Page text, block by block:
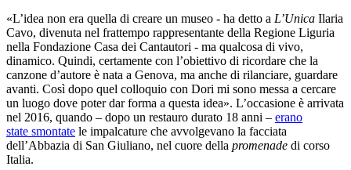
«L’idea non era quella di creare un museo - ha detto a L’Unica Ilaria
Cavo, divenuta nel frattempo rappresentante della Regione Liguria
nella Fondazione Casa dei Cantautori - ma qualcosa di vivo,
dinamico. Quindi, certamente con l’obiettivo di ricordare che la
canzone d’autore è nata a Genova, ma anche di rilanciare, guardare
avanti. Così dopo quel colloquio con Dori mi sono messa a cercare
un luogo dove poter dar forma a questa idea». L’occasione è arrivata
nel 2016, quando – dopo un restauro durato 18 anni – erano
state smontate le impalcature che avvolgevano la facciata
dell’Abbazia di San Giuliano, nel cuore della promenade di corso
Italia.